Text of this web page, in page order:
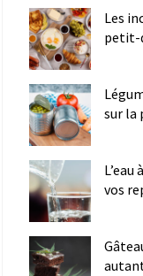
Les
petit-
sur la
vos